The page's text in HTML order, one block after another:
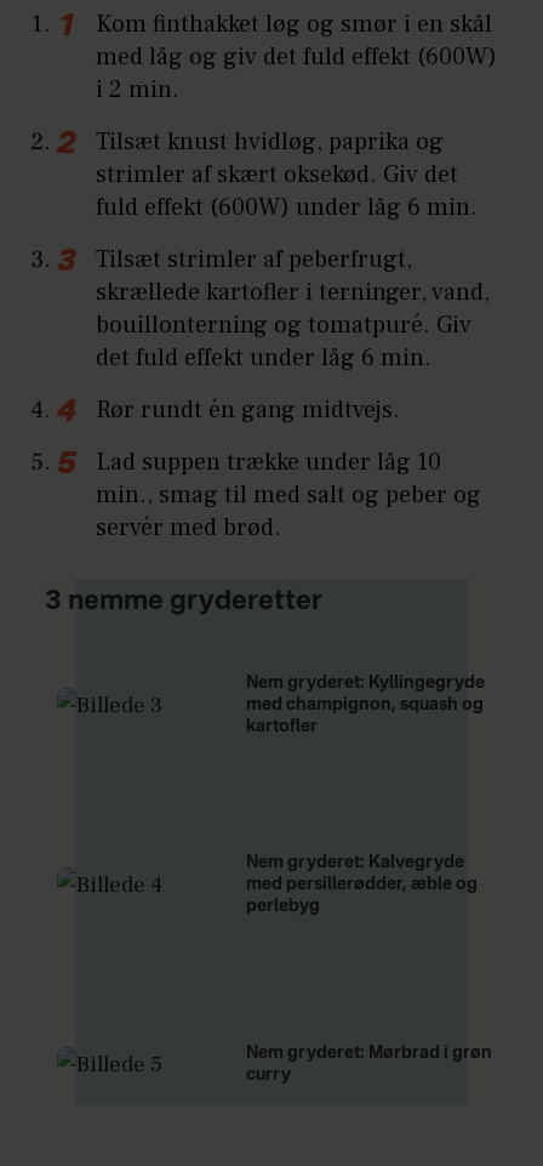
Kom finthakket løg og smør i en skål
med låg og giv det fuld effekt (600W)
i 2 min.
Tilsæt knust hvidløg, paprika og
strimler af skært oksekød. Giv det
fuld effekt (600W) under låg 6 min.
Tilsæt strimler af peberfrugt,
skrællede kartofler i terninger, vand,
bouillonterning og tomatpuré. Giv
det fuld effekt under låg 6 min.
Rør rundt én gang midtvejs.
Lad suppen trække under låg 10
min., smag til med salt og peber og
servér med brød.
3 nemme gryderetter
Nem gryderet: Kyllingegryde
med champignon, squash og
kartofler
Nem gryderet: Kalvegryde
med persillerødder, æble og
perlebyg
Nem gryderet: Mørbrad i grøn
curry